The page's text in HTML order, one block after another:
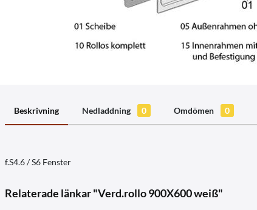
Beskrivning Nedladdning 0 Omdömen 0
f.S4.6 / S6 Fenster
Relaterade länkar "Verd.rollo 900X600 weiß"